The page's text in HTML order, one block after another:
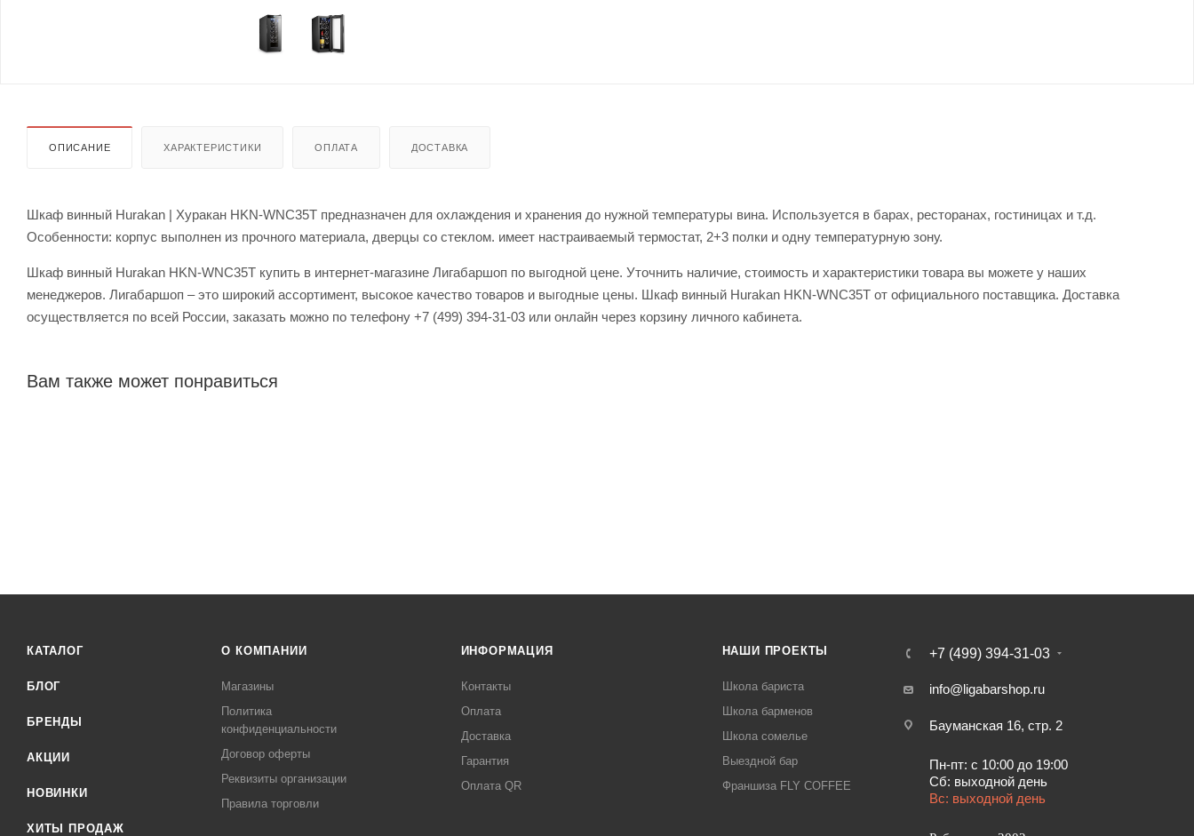
ОПИСАНИЕ ХАРАКТЕРИСТИКИ ОПЛАТА ДОСТАВКА
Шкаф винный Hurakan | Хуракан HKN-WNC35T предназначен для охлаждения и хранения до нужной температуры вина. Используется в барах, ресторанах, гостиницах и т.д.
Особенности: корпус выполнен из прочного материала, дверцы со стеклом. имеет настраиваемый термостат, 2+3 полки и одну температурную зону.
Шкаф винный Hurakan HKN-WNC35T купить в интернет-магазине Лигабаршоп по выгодной цене. Уточнить наличие, стоимость и характеристики товара вы можете у наших
менеджеров. Лигабаршоп – это широкий ассортимент, высокое качество товаров и выгодные цены. Шкаф винный Hurakan HKN-WNC35T от официального поставщика. Доставка
осуществляется по всей России, заказать можно по телефону +7 (499) 394-31-03 или онлайн через корзину личного кабинета.
Вам также может понравиться
КАТАЛОГ
БЛОГ
БРЕНДЫ
АКЦИИ
НОВИНКИ
ХИТЫ ПРОДАЖ
О КОМПАНИИ
Магазины
Политика
конфиденциальности
Договор оферты
Реквизиты организации
Правила торговли
ИНФОРМАЦИЯ
Контакты
Оплата
Доставка
Гарантия
Оплата QR
НАШИ ПРОЕКТЫ
Школа бариста
Школа барменов
Школа сомелье
Выездной бар
Франшиза FLY COFFEE
+7 (499) 394-31-03
info@ligabarshop.ru
Бауманская 16, стр. 2
Пн-пт: с 10:00 до 19:00
Сб: выходной день
Вс: выходной день